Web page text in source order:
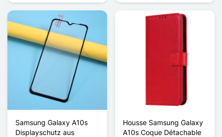
Samsung Galaxy A10s
Displayschutz aus
Housse Samsung Galaxy
A10s Coque Détachable